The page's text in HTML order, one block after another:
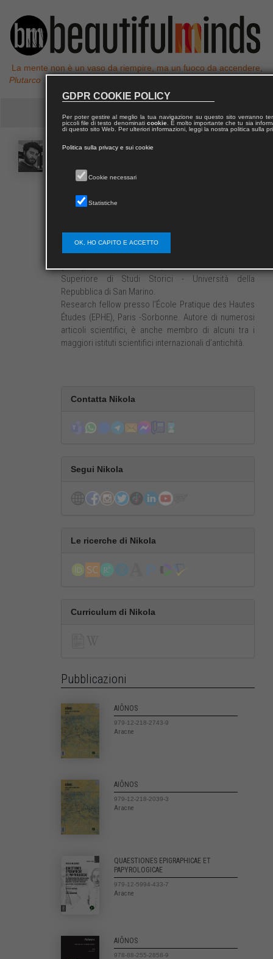
La mente non è un vaso da riempire, ma un fuoco da accendere,
Plutarco
NikolaBELLUCCI
classica (Th.Papirologia), dottore magistrale in
Università di Bologna, PhD (dottore di ricerca) presso
L’Università École Pratique des Hautes Études
(EPHE), Paris -Sorbonne, fellow della Scuola
Superiore di Studi Storici - Università della
Repubblica di San Marino.
Research fellow presso l’École Pratique des Hautes
Études (EPHE), Paris -Sorbonne. Autore di numerosi
articoli scientifici, è anche membro di alcuni tra i
maggiori istituti scientifici internazionali d’antichità.
Contatta Nikola
Segui Nikola
Le ricerche di Nikola
Curriculum di Nikola
Pubblicazioni
AIÔNOS
979-12-218-2743-9
Aracne
AIÔNOS
979-12-218-2039-3
Aracne
QUAESTIONES EPIGRAPHICAE ET
PAPYROLOGICAE
979-12-5994-433-7
Aracne
AIÔNOS
978-88-255-2858-9
GDPR COOKIE POLICY
Per poter gestire al meglio la tua navigazione su questo sito verranno
piccoli file di testo denominati cookie. È molto importante che tu sia
di questo sito Web. Per ulteriori informazioni, leggi la nostra politica sulla
Politica sulla privacy e sui cookie
Cookie necessari
Statistiche
OK, HO CAPITO E ACCETTO